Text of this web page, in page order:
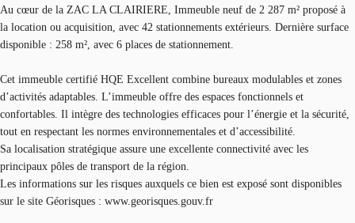
Au cœur de la ZAC LA CLAIRIERE, Immeuble neuf de 2 287 m² proposé à
la location ou acquisition, avec 42 stationnements extérieurs. Dernière surface
disponible : 258 m², avec 6 places de stationnement.
Cet immeuble certifié HQE Excellent combine bureaux modulables et zones
d’activités adaptables. L’immeuble offre des espaces fonctionnels et
confortables. Il intègre des technologies efficaces pour l’énergie et la sécurité,
tout en respectant les normes environnementales et d’accessibilité.
Sa localisation stratégique assure une excellente connectivité avec les
principaux pôles de transport de la région.
Les informations sur les risques auxquels ce bien est exposé sont disponibles
sur le site Géorisques : www.georisques.gouv.fr